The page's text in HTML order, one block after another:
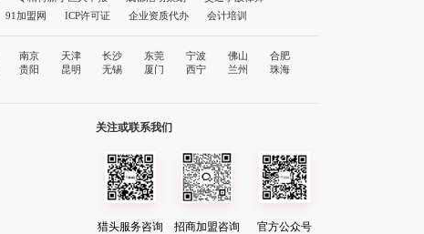
91加盟网 ICP许可证 企业资质代办
会计培训
南京 天津 长沙 东莞 宁波 佛山
合肥
贵阳 昆明 无锡 厦门 西宁 兰州
珠海
关注或联系我们
猎头服务咨询 招商加盟咨询 官方公众号